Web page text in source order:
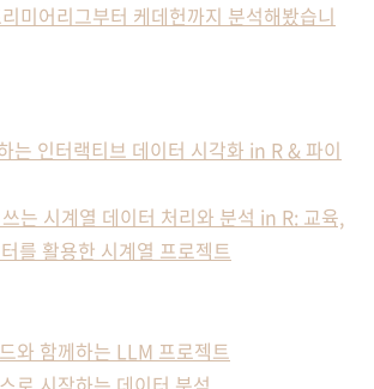
미어리그부터 케데헌까지 분석해봤습니
는 인터랙티브 데이터 시각화 in R & 파이
는 시계열 데이터 처리와 분석 in R: 교육,
를 활용한 시계열 프로젝트
와 함께하는 LLM 프로젝트